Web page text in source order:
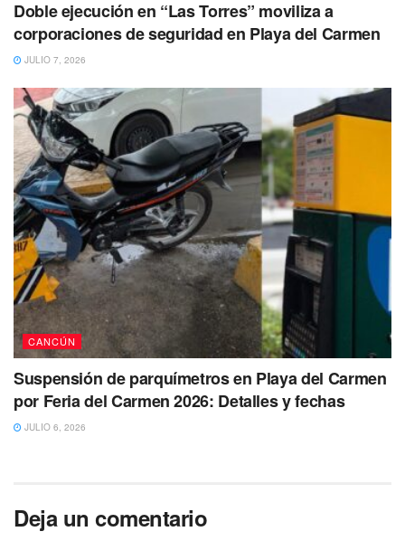
Doble ejecución en “Las Torres” moviliza a
corporaciones de seguridad en Playa del Carmen
JULIO 7, 2026
CANCÚN
Suspensión de parquímetros en Playa del Carmen
por Feria del Carmen 2026: Detalles y fechas
JULIO 6, 2026
Deja un comentario